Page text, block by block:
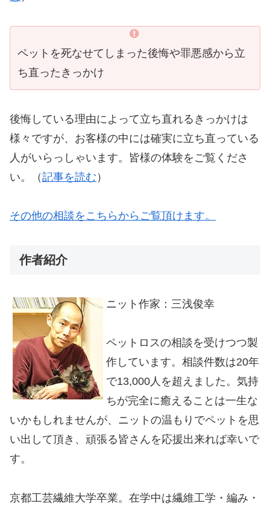
ペットを死なせてしまった後悔や罪悪感から立
ち直ったきっかけ
後悔している理由によって立ち直れるきっかけは
様々ですが、お客様の中には確実に立ち直っている
人がいらっしゃいます。皆様の体験をご覧くださ
い。（記事を読む ）
その他の相談をこちらからご覧頂けます。
作者紹介
ニット作家：三浅俊幸
ペットロスの相談を受けつつ製
作しています。相談件数は20年
で13,000人を超えました。気持
ちが完全に癒えることは一生な
いかもしれませんが、ニットの温もりでペットを思
い出して頂き、頑張る皆さんを応援出来れば幸いで
す。
京都工芸繊維大学卒業。在学中は繊維工学・編み・